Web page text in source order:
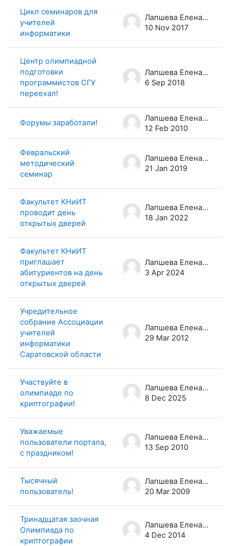
Цикл семинаров для
учителей
информатики
Лапшева Елена Евгеньевна
10 Nov 2017
Центр олимпиадной
подготовки
программистов СГУ
переехал!
Лапшева Елена Евгеньевна
6 Sep 2018
Форумы заработали!
Лапшева Елена Евгеньевна
12 Feb 2010
Февральский
методический
семинар
Лапшева Елена Евгеньевна
21 Jan 2019
Факультет КНиИТ
проводит день
открытых дверей
Лапшева Елена Евгеньевна
18 Jan 2022
Факультет КНиИТ
приглашает
абитуриентов на день
открытых дверей
Лапшева Елена Евгеньевна
3 Apr 2024
Учредительное
собрание Ассоциации
учителей
информатики
Саратовской области
Лапшева Елена Евгеньевна
29 Mar 2012
Участвуйте в
олимпиаде по
криптографии!
Лапшева Елена Евгеньевна
8 Dec 2025
Уважаемые
пользователи портала,
с праздником!
Лапшева Елена Евгеньевна
13 Sep 2010
Тысячный
пользователь!
Лапшева Елена Евгеньевна
20 Mar 2009
Тринадцатая заочная
Олимпиада по
криптографии
Лапшева Елена Евгеньевна
4 Dec 2014